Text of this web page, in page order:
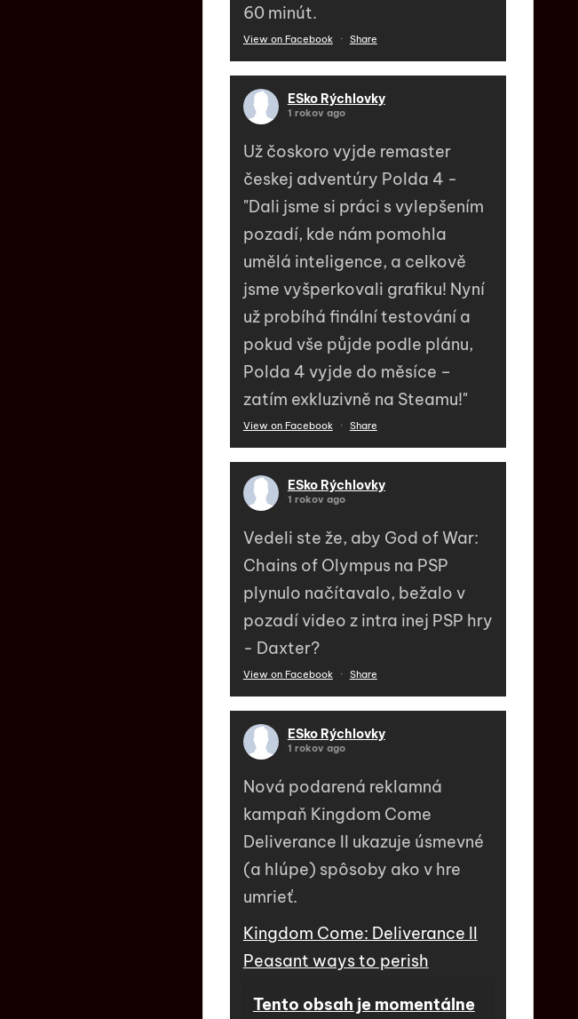
60 minút.
View on Facebook · Share
ESko Rýchlovky
1 rokov ago
Už čoskoro vyjde remaster
českej adventúry Polda 4 -
"Dali jsme si práci s vylepšením
pozadí, kde nám pomohla
umělá inteligence, a celkově
jsme vyšperkovali grafiku! Nyní
už probíhá finální testování a
pokud vše půjde podle plánu,
Polda 4 vyjde do měsíce –
zatím exkluzivně na Steamu!"
View on Facebook · Share
ESko Rýchlovky
1 rokov ago
Vedeli ste že, aby God of War:
Chains of Olympus na PSP
plynulo načítavalo, bežalo v
pozadí video z intra inej PSP hry
- Daxter?
View on Facebook · Share
ESko Rýchlovky
1 rokov ago
Nová podarená reklamná
kampaň Kingdom Come
Deliverance II ukazuje úsmevné
(a hlúpe) spôsoby ako v hre
umrieť.
Kingdom Come: Deliverance II
Peasant ways to perish
Tento obsah je momentálne